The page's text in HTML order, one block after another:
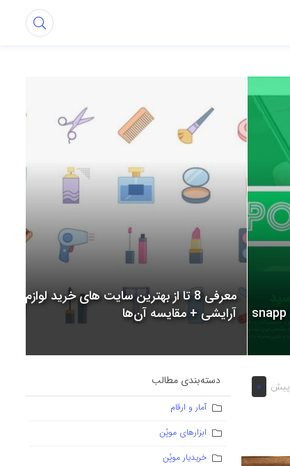
معرفی 8 تا از بهترین سایت های خرید لوازم
آرایشی + مقایسه آن‌ها
0 دسته‌بندی مطالب
آمار و ارقام
ابزارهای موپُن
خریدیار موپُن